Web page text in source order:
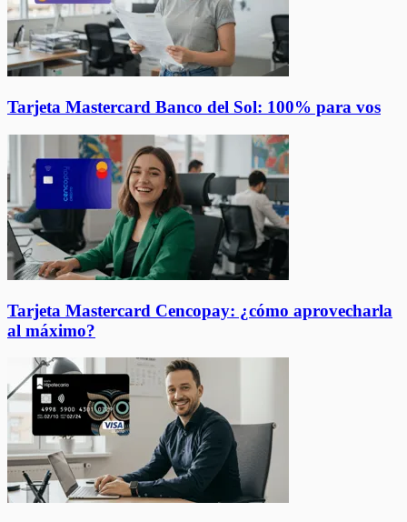
Tarjeta Mastercard Banco del Sol: 100% para vos
Tarjeta Mastercard Cencopay: ¿cómo aprovecharla
al máximo?